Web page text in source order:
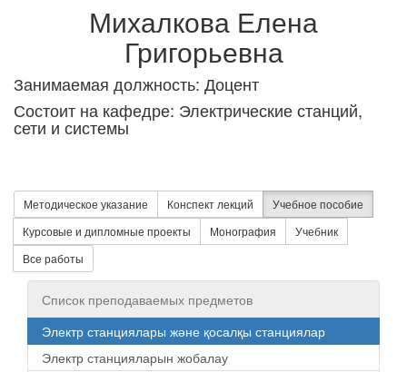
Михалкова Елена
Григорьевна
Занимаемая должность: Доцент
Состоит на кафедре: Электрические станций,
сети и системы
Методическое указание Конспект лекций
Учебное пособие
Курсовые и дипломные проекты
Монография
Учебник
Все работы
Список преподаваемых предметов
Электр станциялары және қосалқы станциялар
Электр станцияларын жобалау